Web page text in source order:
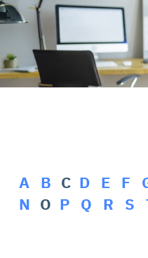
Vorfinanzierung
A B C D E F
N O P Q R S